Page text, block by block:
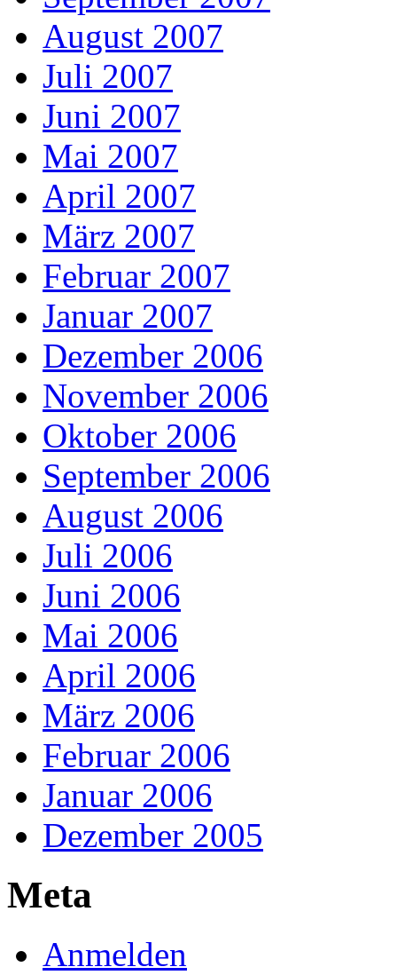
August 2007
Juli 2007
Juni 2007
Mai 2007
April 2007
März 2007
Februar 2007
Januar 2007
Dezember 2006
November 2006
Oktober 2006
September 2006
August 2006
Juli 2006
Juni 2006
Mai 2006
April 2006
März 2006
Februar 2006
Januar 2006
Dezember 2005
Meta
Anmelden